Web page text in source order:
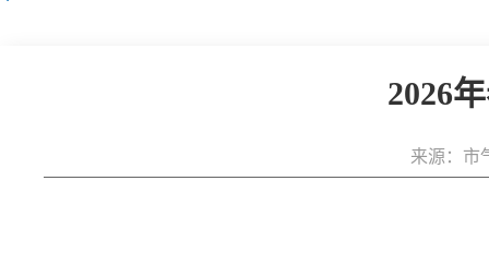
2026
来源：市